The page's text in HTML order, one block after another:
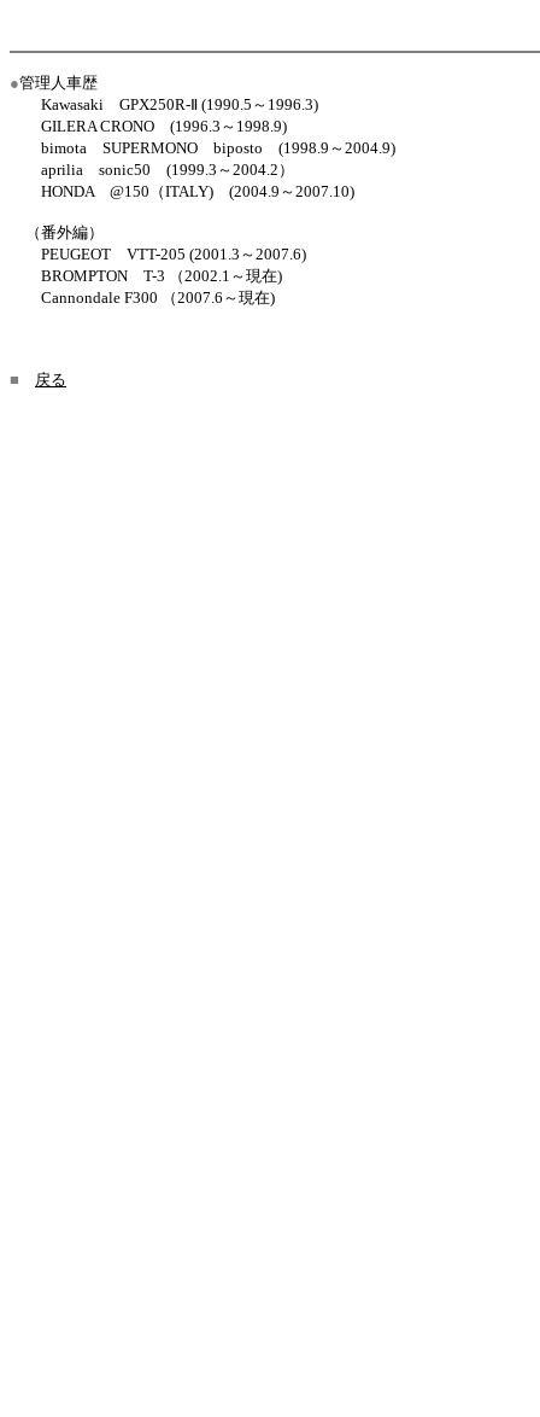
●管理人車歴
Kawasaki GPX250R-Ⅱ (1990.5～1996.3)
GILERA CRONO (1996.3～1998.9)
bimota SUPERMONO biposto (1998.9～2004.9)
aprilia sonic50 (1999.3～2004.2）
HONDA @150（ITALY) (2004.9～2007.10)
（番外編）
PEUGEOT VTT-205 (2001.3～2007.6)
BROMPTON T-3 （2002.1～現在)
Cannondale F300 （2007.6～現在)
■ 戻る